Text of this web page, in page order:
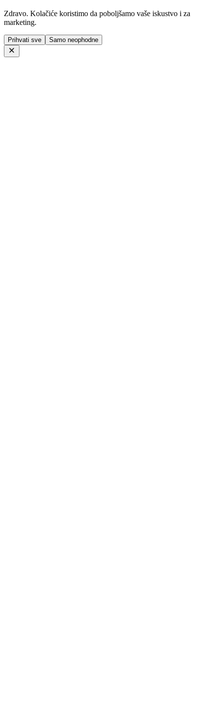
Zdravo. Kolačiće koristimo da poboljšamo vaše iskustvo i za
marketing.
Prihvati sve Samo neophodne